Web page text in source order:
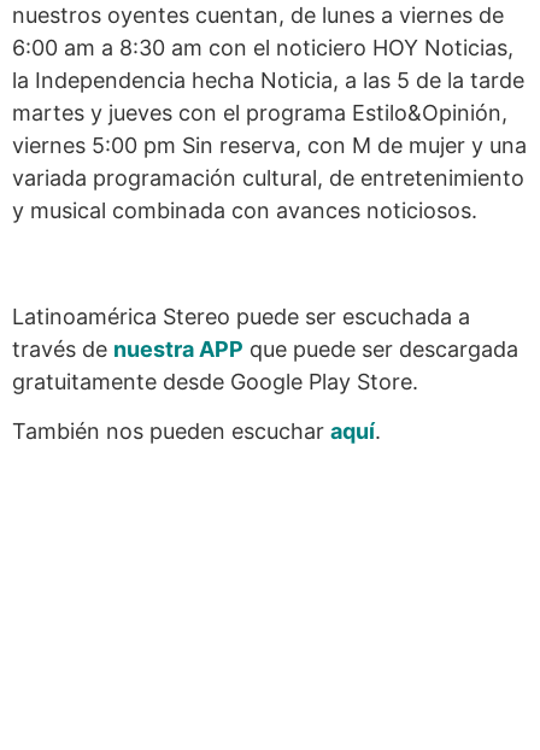
nuestros oyentes cuentan, de lunes a viernes de
6:00 am a 8:30 am con el noticiero HOY Noticias,
la Independencia hecha Noticia, a las 5 de la tarde
martes y jueves con el programa Estilo&Opinión,
viernes 5:00 pm Sin reserva, con M de mujer y una
variada programación cultural, de entretenimiento
y musical combinada con avances noticiosos.
Latinoamérica Stereo puede ser escuchada a
través de nuestra APP que puede ser descargada
gratuitamente desde Google Play Store.
También nos pueden escuchar aquí.